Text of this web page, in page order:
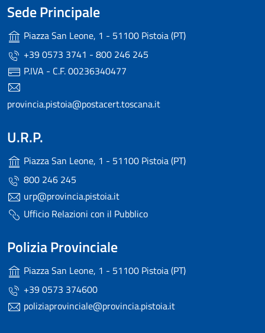
Sede Principale
Piazza San Leone, 1 - 51100 Pistoia (PT)
+39 0573 3741 - 800 246 245
P.IVA - C.F. 00236340477
provincia.pistoia@postacert.toscana.it
U.R.P.
Piazza San Leone, 1 - 51100 Pistoia (PT)
800 246 245
urp@provincia.pistoia.it
Ufficio Relazioni con il Pubblico
Polizia Provinciale
Piazza San Leone, 1 - 51100 Pistoia (PT)
+39 0573 374600
poliziaprovinciale@provincia.pistoia.it